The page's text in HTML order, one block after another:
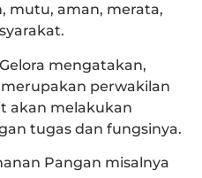
mutu, aman, merata,
mengatakan,
perwakilan
akan melakukan
tugas dan fungsinya.
Pangan misalnya